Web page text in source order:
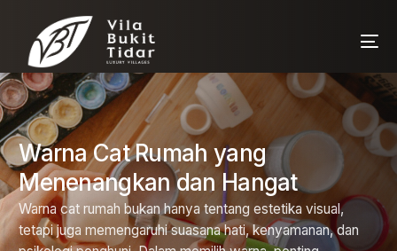
Warna Cat Rumah yang
Menenangkan dan Hangat
Warna cat rumah bukan hanya tentang estetika visual,
tetapi juga memengaruhi suasana hati, kenyamanan, dan